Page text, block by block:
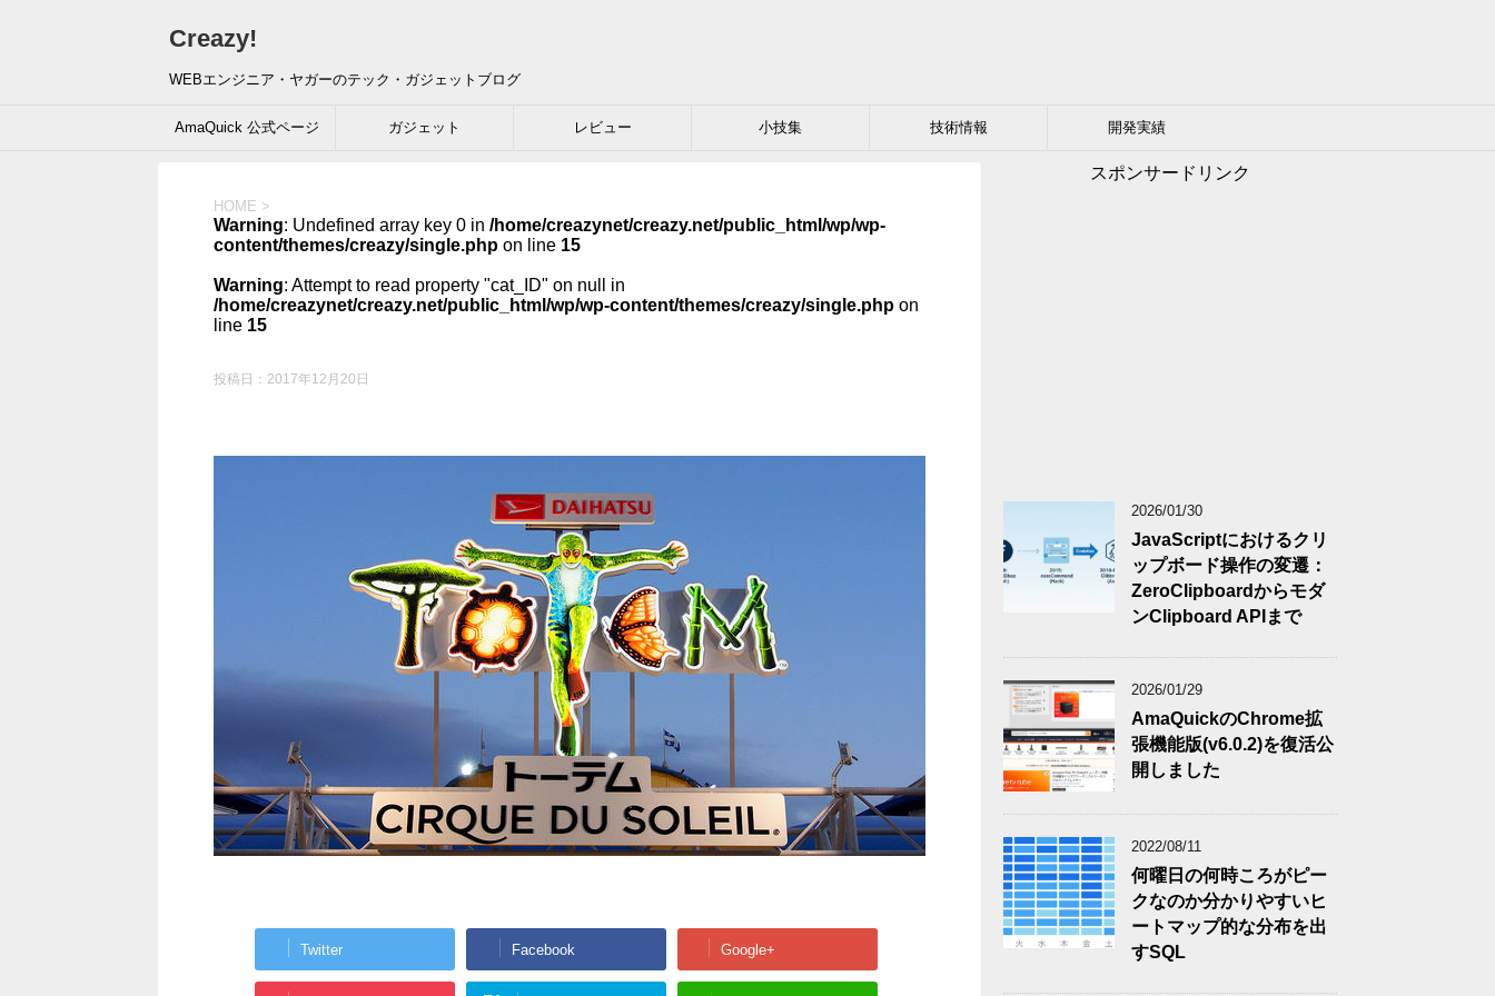
Creazy!
WEBエンジニア・ヤガーのテック・ガジェットブログ
AmaQuick 公式ページ ガジェット レビュー 小技集 技術情報 開発実績
HOME >
Warning: Undefined array key 0 in /home/creazynet/creazy.net/public_html/wp/wp-
content/themes/creazy/single.php on line 15
Warning: Attempt to read property "cat_ID" on null in
/home/creazynet/creazy.net/public_html/wp/wp-content/themes/creazy/single.php on
line 15
投稿日： 2017年12月20日
Twitter Facebook Google+
スポンサードリンク
2026/01/30
JavaScriptにおけるクリ
ップボード操作の変遷：
ZeroClipboardからモダ
ンClipboard APIまで
2026/01/29
AmaQuickのChrome拡
張機能版(v6.0.2)を復活公
開しました
2022/08/11
何曜日の何時ころがピー
クなのか分かりやすいヒ
ートマップ的な分布を出
すSQL